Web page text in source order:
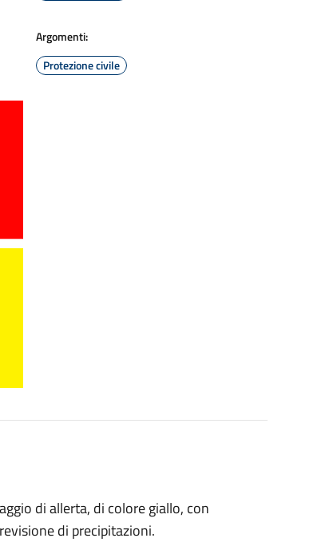
Argomenti:
Protezione civile
di allerta, di colore giallo, con
di precipitazioni.